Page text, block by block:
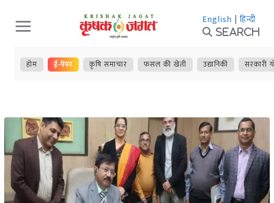
Skip
to
content
English | हिन्दी
Search
होम ई-पेपर कृषि समाचार फसल की खेती उद्यानिकी सरकारी